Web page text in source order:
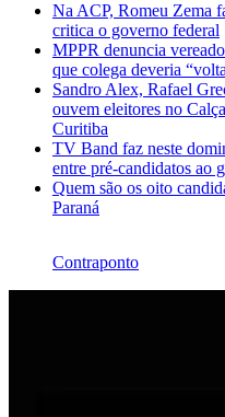
Na ACP, Romeu Zema
critica o governo federal
MPPR denuncia
que colega deveria
Sandro Alex, Rafael
ouvem eleitores no
Curitiba
TV Band faz neste
entre pré-candidatos ao
Quem são os oito
Paraná
Contraponto